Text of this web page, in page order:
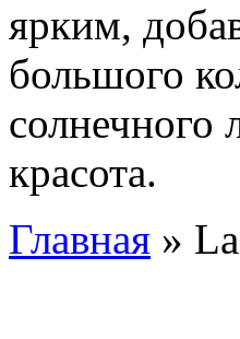
ярким,
большого
солнечного
красота.
Главная »